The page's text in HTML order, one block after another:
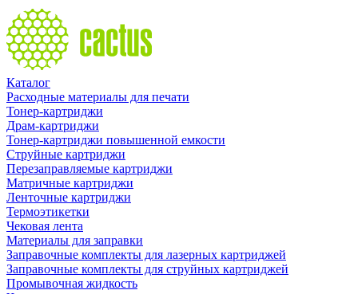
Каталог
Расходные материалы для печати
Тонер-картриджи
Драм-картриджи
Тонер-картриджи повышенной емкости
Струйные картриджи
Перезаправляемые картриджи
Матричные картриджи
Ленточные картриджи
Термоэтикетки
Чековая лента
Материалы для заправки
Заправочные комплекты для лазерных картриджей
Заправочные комплекты для струйных картриджей
Промывочная жидкость